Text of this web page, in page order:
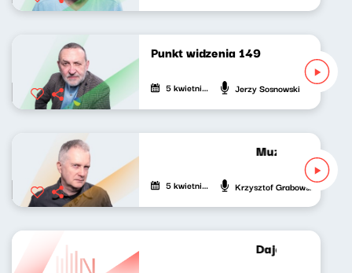
Punkt widzenia 149
5 kwietnia 2021 Jerzy Sosnowski
Muzyka bardzo
5 kwietnia 2021 Krzysztof Grabowski
Dajemy poecie